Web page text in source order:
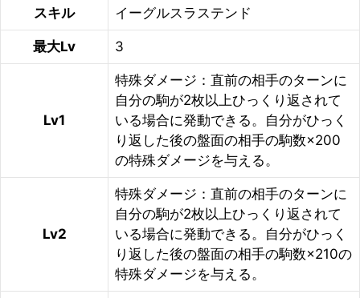
スキル イーグルスラステンド
最大Lv 3
Lv1
特殊ダメージ：直前の相手のターンに
自分の駒が2枚以上ひっくり返されて
いる場合に発動できる。自分がひっく
り返した後の盤面の相手の駒数×200
の特殊ダメージを与える。
Lv2
特殊ダメージ：直前の相手のターンに
自分の駒が2枚以上ひっくり返されて
いる場合に発動できる。自分がひっく
り返した後の盤面の相手の駒数×210の
特殊ダメージを与える。